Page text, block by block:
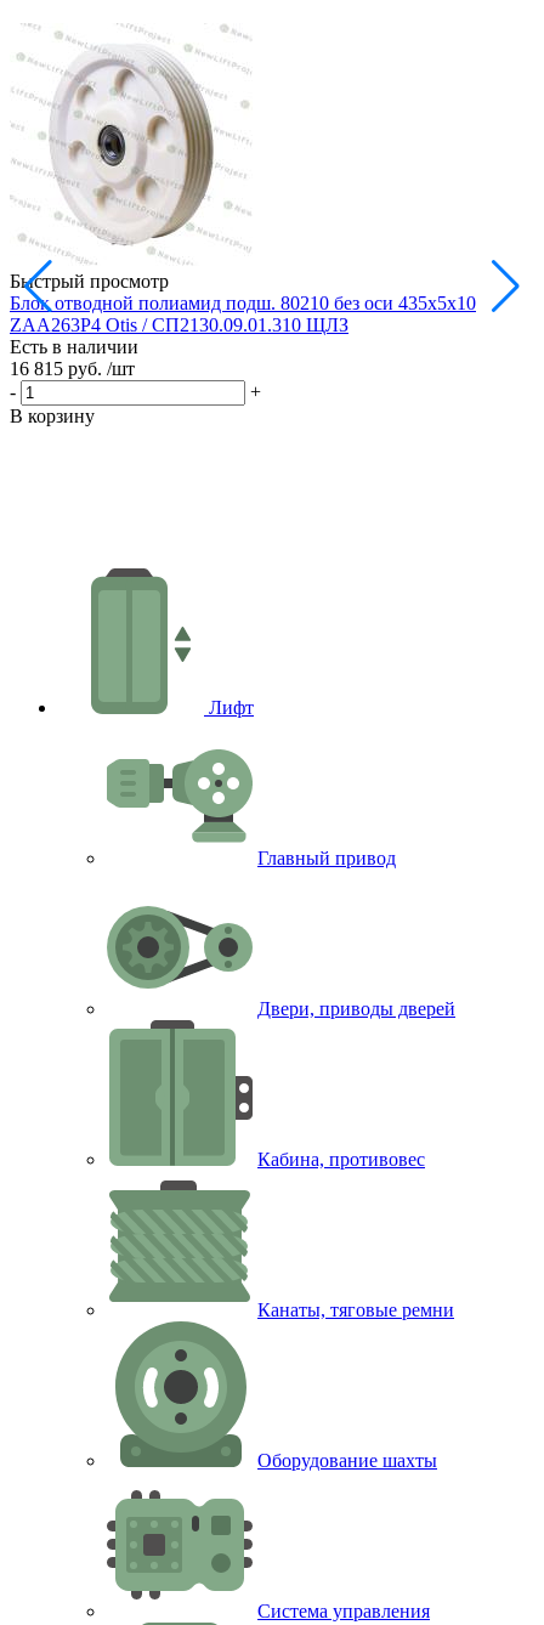
Быстрый просмотр
Блок отводной полиамид подш. 80210 без оси 435х5х10
ZAA263P4 Otis / СП2130.09.01.310 ЩЛЗ
Есть в наличии
16 815 руб. /шт
-
+
В корзину
Лифт
Главный привод
Двери, приводы дверей
Кабина, противовес
Канаты, тяговые ремни
Оборудование шахты
Система управления